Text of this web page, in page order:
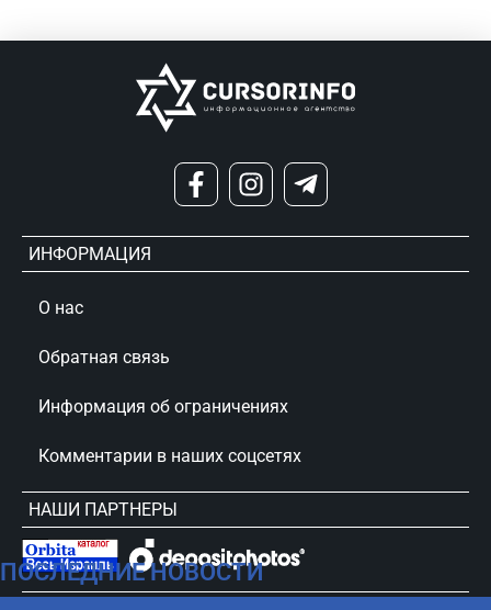
ПОСЛЕДНИЕ НОВОСТИ
ИНФОРМАЦИЯ
О нас
Обратная связь
Информация об ограничениях
Комментарии в наших соцсетях
НАШИ ПАРТНЕРЫ